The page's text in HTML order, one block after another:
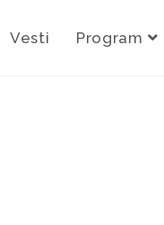
Vesti Program